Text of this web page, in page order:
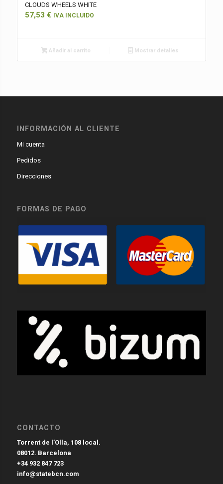
CLOUDS WHEELS WHITE
57,53 € IVA INCLUIDO
Añadir al carrito Mostrar detalles
INFORMACIÓN AL CLIENTE
Mi cuenta
Pedidos
Direcciones
FORMAS DE PAGO
CONTACTO
Torrent de l’Olla, 108 local.
08012. Barcelona
+34 932 847 723
info@statebcn.com